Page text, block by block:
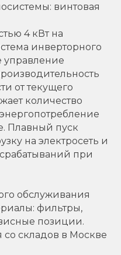
винтовая
4 кВт на
инверторного
управление
от текущего
количество
Плавный пуск
на электросеть и
при
обслуживания
фильтры,
позиции.
со складов в Москве